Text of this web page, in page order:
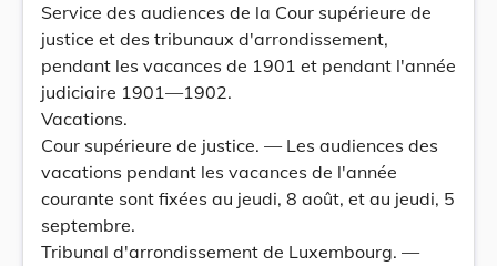
Service des audiences de la Cour supérieure de
justice et des tribunaux d'arrondissement,
pendant les vacances de 1901 et pendant l'année
judiciaire 1901—1902.
Vacations.
Cour supérieure de justice. — Les audiences des
vacations pendant les vacances de l'année
courante sont fixées au jeudi, 8 août, et au jeudi, 5
septembre.
Tribunal d'arrondissement de Luxembourg. —